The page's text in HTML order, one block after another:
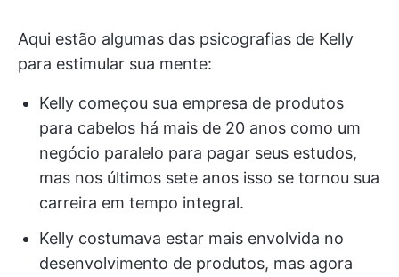
Aqui estão algumas das psicografias de Kelly
para estimular sua mente:
Kelly começou sua empresa de produtos
para cabelos há mais de 20 anos como um
negócio paralelo para pagar seus estudos,
mas nos últimos sete anos isso se tornou sua
carreira em tempo integral.
Kelly costumava estar mais envolvida no
desenvolvimento de produtos, mas agora